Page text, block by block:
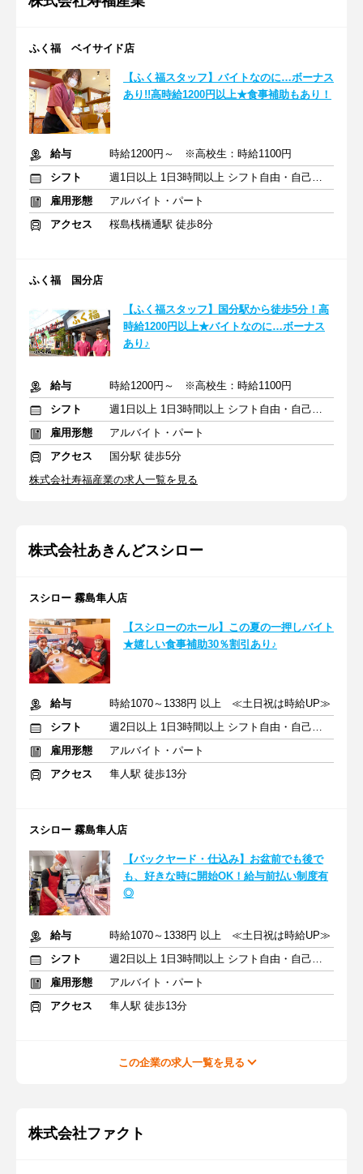
ふく福 ベイサイド店
【ふく福スタッフ】バイトなのに…ボーナス
あり!!高時給1200円以上★食事補助もあり！
給与
時給1200円～ ※高校生：時給1100円
シフト
週1日以上 1日3時間以上 シフト自由・自己申告
雇用形態
アルバイト・パート
アクセス
桜島桟橋通駅 徒歩8分
ふく福 国分店
【ふく福スタッフ】国分駅から徒歩5分！高
時給1200円以上★バイトなのに…ボーナス
あり♪
給与
時給1200円～ ※高校生：時給1100円
シフト
週1日以上 1日3時間以上 シフト自由・自己申告
雇用形態
アルバイト・パート
アクセス
国分駅 徒歩5分
株式会社寿福産業の求人一覧を見る
株式会社あきんどスシロー
スシロー 霧島隼人店
【スシローのホール】この夏の一押しバイト
★嬉しい食事補助30％割引あり♪
給与
時給1070～1338円 以上 ≪土日祝は時給UP≫
シフト
週2日以上 1日3時間以上 シフト自由・自己申告
雇用形態
アルバイト・パート
アクセス
隼人駅 徒歩13分
スシロー 霧島隼人店
【バックヤード・仕込み】お盆前でも後で
も、好きな時に開始OK！給与前払い制度有
◎
給与
時給1070～1338円 以上 ≪土日祝は時給UP≫
シフト
週2日以上 1日3時間以上 シフト自由・自己申告
雇用形態
アルバイト・パート
アクセス
隼人駅 徒歩13分
この企業の求人一覧を見る
株式会社ファクト